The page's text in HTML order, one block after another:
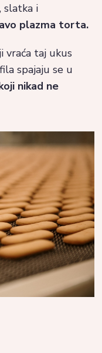
slatka i
plazma torta.
vraća taj ukus
spajaju se u
nikad ne